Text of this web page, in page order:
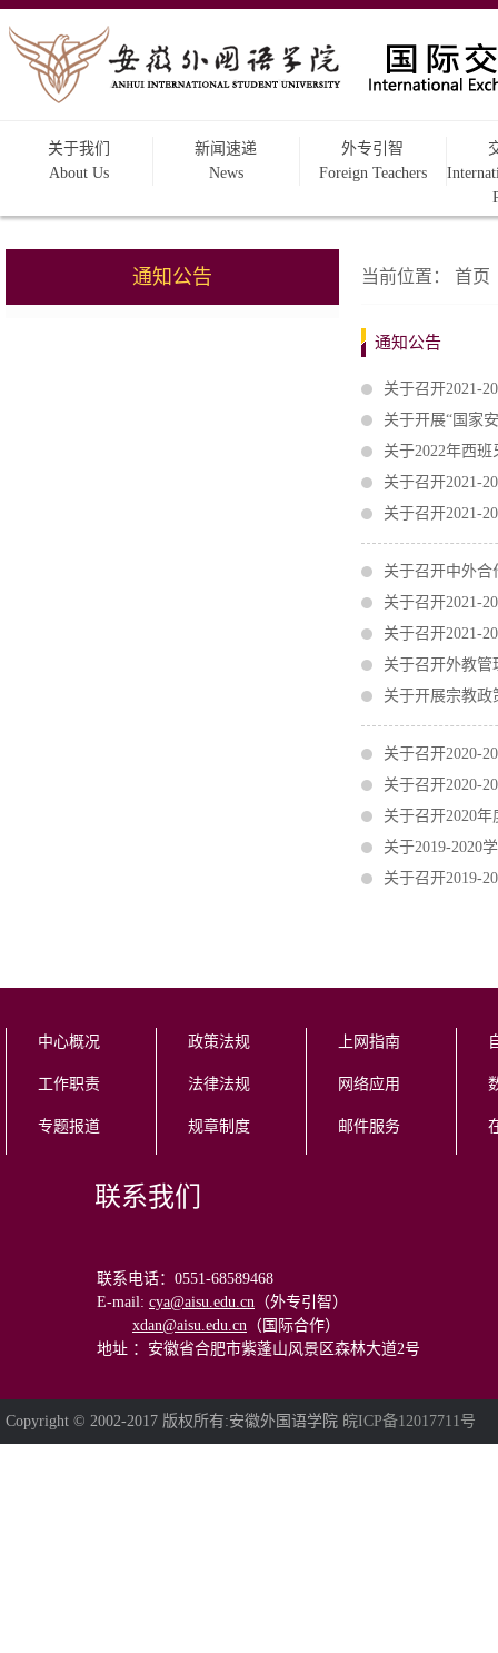
关于我们
About Us
新闻速递
News
外专引智
Foreign Teachers
通知公告 当前位置： 首页
通知公告
关于召开2021-
关于开展“国家
关于2022年西
关于召开2021-
关于召开2021-
关于召开中外
关于召开2021-
关于召开2021-
关于召开外教管
关于开展宗教政
关于召开2020-
关于召开2020-
关于召开2020
关于2019-2020
关于召开2019-
中心概况
工作职责
专题报道
政策法规
法律法规
规章制度
上网指南
网络应用
邮件服务
联系我们
联系电话：0551-68589468
E-mail: cya@aisu.edu.cn （外专引智）
xdan@aisu.edu.cn （国际合作）
地址 ：安徽省合肥市紫蓬山风景区森林大道2号
Copyright © 2002-2017 版权所有:安徽外国语学院 皖ICP备12017711号